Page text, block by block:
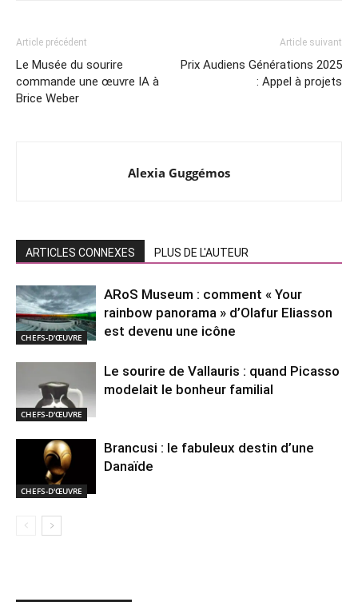
Article précédent
Le Musée du sourire
commande une œuvre IA à
Brice Weber
Article suivant
Prix Audiens Générations 2025
: Appel à projets
Alexia Guggémos
ARTICLES CONNEXES PLUS DE L'AUTEUR
CHEFS-D'ŒUVRE
ARoS Museum : comment « Your
rainbow panorama » d’Olafur Eliasson
est devenu une icône
CHEFS-D'ŒUVRE
Le sourire de Vallauris : quand Picasso
modelait le bonheur familial
CHEFS-D'ŒUVRE
Brancusi : le fabuleux destin d’une
Danaïde